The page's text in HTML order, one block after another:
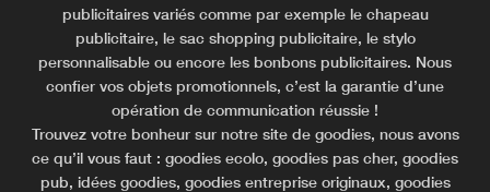
publicitaires variés comme par exemple le chapeau
publicitaire, le sac shopping publicitaire, le stylo
personnalisable ou encore les bonbons publicitaires. Nous
confier vos objets promotionnels, c’est la garantie d’une
opération de communication réussie !
Trouvez votre bonheur sur notre site de goodies, nous avons
ce qu’il vous faut : goodies ecolo, goodies pas cher, goodies
pub, idées goodies, goodies entreprise originaux, goodies